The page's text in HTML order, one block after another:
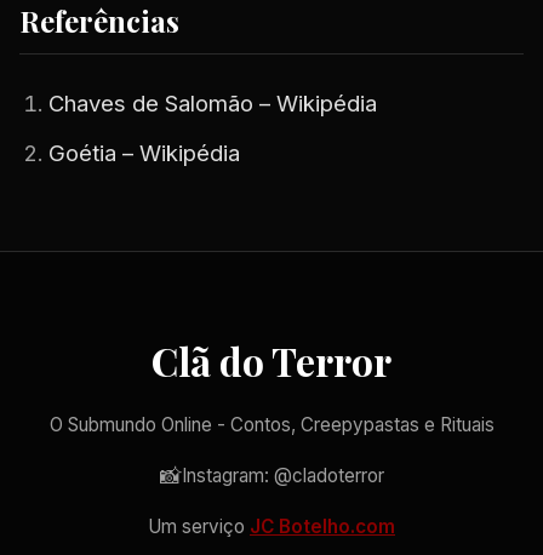
Referências
Chaves de Salomão – Wikipédia
Goétia – Wikipédia
Clã do Terror
O Submundo Online - Contos, Creepypastas e Rituais
📸Instagram: @cladoterror
Um serviço JC Botelho.com